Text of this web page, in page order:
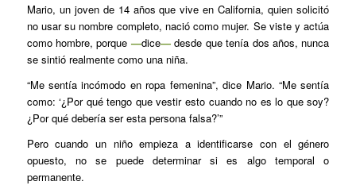
Mario, un joven de 14 años que vive en California, quien solicitó
no usar su nombre completo, nació como mujer. Se viste y actúa
como hombre, porque —dice—desde que tenía dos años, nunca
se sintió realmente como una niña.
“Me sentía incómodo en ropa femenina”, dice Mario. “Me sentía
como: ‘¿Por qué tengo que vestir esto cuando no es lo que soy?
¿Por qué debería ser esta persona falsa?’”
Pero cuando un niño empieza a identificarse con el género
opuesto, no se puede determinar si es algo temporal o
permanente.